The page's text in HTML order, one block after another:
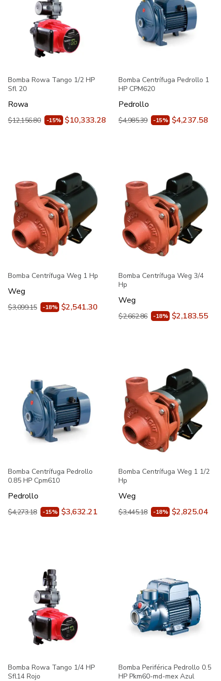
Bomba Rowa Tango 1/2 HP
Sfl 20
Rowa
$12,156.80 -15% $10,333.28
Bomba Centrífuga Pedrollo 1
HP CPM620
Pedrollo
$4,985.39 -15% $4,237.58
Bomba Centrífuga Weg 1 Hp
Weg
$3,099.15 -18% $2,541.30
Bomba Centrífuga Weg 3/4
Hp
Weg
$2,662.86 -18% $2,183.55
Bomba Centrífuga Pedrollo
0.85 HP Cpm610
Pedrollo
$4,273.18 -15% $3,632.21
Bomba Centrífuga Weg 1 1/2
Hp
Weg
$3,445.18 -18% $2,825.04
Bomba Rowa Tango 1/4 HP
Sfl14 Rojo
Bomba Periférica Pedrollo 0.5
HP Pkm60-md-mex Azul